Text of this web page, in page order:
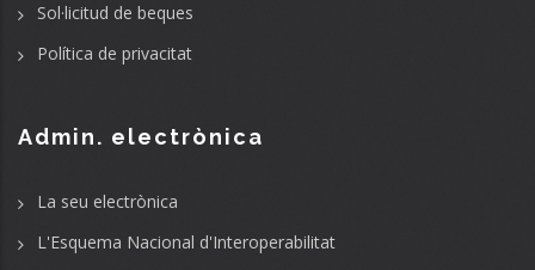
Sol·licitud de beques
Política de privacitat
Admin. electrònica
La seu electrònica
L'Esquema Nacional d'Interoperabilitat